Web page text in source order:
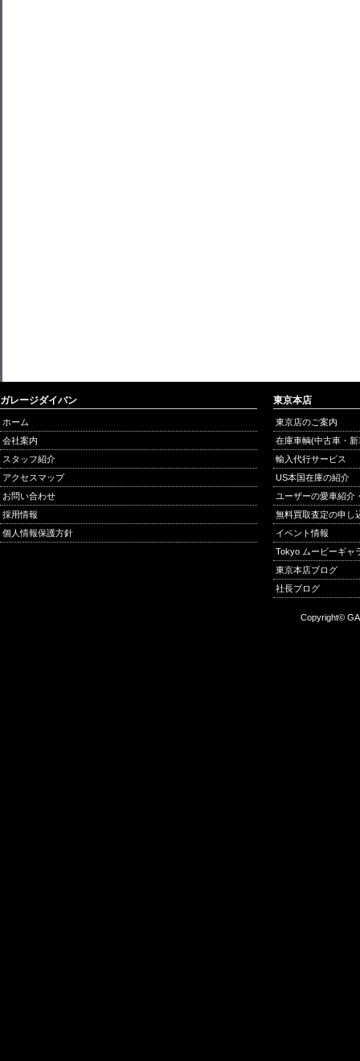
ガレージダイバン
ホーム
会社案内
スタッフ紹介
アクセスマップ
お問い合わせ
採用情報
個人情報保護方針
東京本店
東京店のご案内
在庫車輌(中古車・
輸入代行サービス
US本国在庫の紹介
ユーザーの愛車紹介
無料買取査定の申し
イベント情報
Tokyo ムービーギャ
東京本店ブログ
社長ブログ
Copyright©